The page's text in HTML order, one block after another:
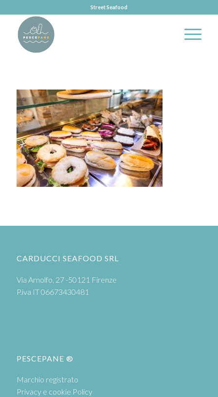
Street Seafood
CARDUCCI SEAFOOD SRL
Via Arnolfo, 27 -50121 Firenze
P.iva IT 06673430481
PESCEPANE ®
Marchio registrato
Privacy e cookie Policy